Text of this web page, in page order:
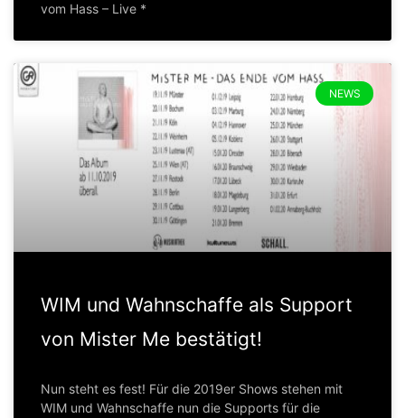
vom Hass – Live *
NEWS
WIM und Wahnschaffe als Support
von Mister Me bestätigt!
Nun steht es fest! Für die 2019er Shows stehen mit
WIM und Wahnschaffe nun die Supports für die